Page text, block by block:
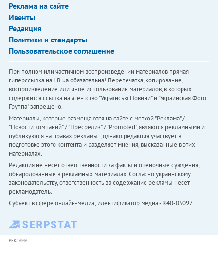
Реклама на сайте
Ивенты
Редакция
Политики и стандарты
Пользовательское соглашение
При полном или частичном воспроизведении материалов прямая
гиперссылка на LB.ua обязательна! Перепечатка, копирование,
воспроизведение или иное использование материалов, в которых
содержится ссылка на агентство "Українськi Новини" и "Украинская Фото
Группа" запрещено.
Материалы, которые размещаются на сайте с меткой "Реклама" /
"Новости компаний" / "Пресрелиз" / "Promoted", являются рекламными и
публикуются на правах рекламы. , однако редакция участвует в
подготовке этого контента и разделяет мнения, высказанные в этих
материалах.
Редакция не несет ответственности за факты и оценочные суждения,
обнародованные в рекламных материалах. Согласно украинскому
законодательству, ответственность за содержание рекламы несет
рекламодатель.
Субъект в сфере онлайн-медиа; идентификатор медиа - R40-05097
РЕКЛАМА